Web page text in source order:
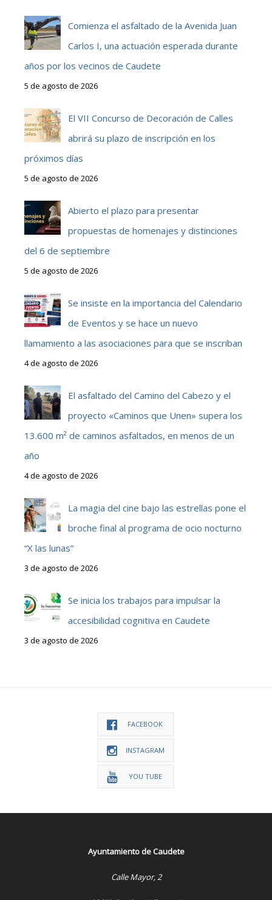
Comienza el asfaltado de la Avenida Juan
Carlos I, una actuación esperada durante
años por los vecinos de Caudete
5 de agosto de 2026
El VII Concurso de Decoración de Calles
abrirá su plazo de inscripción en los
próximos días
5 de agosto de 2026
Abierto el plazo para presentar
propuestas de homenajes y distinciones
del 6 de septiembre
5 de agosto de 2026
Se insiste en la importancia del Calendario
de Eventos y se hace un nuevo
llamamiento a las asociaciones para que se inscriban
4 de agosto de 2026
El asfaltado del Camino del Cabezo y el
proyecto «Caminos que Unen» supera los
13.600 m² de caminos asfaltados, en menos de un
año
4 de agosto de 2026
La magia del cine bajo las estrellas pone el
broche final al programa de ocio nocturno
“X las lunas”
3 de agosto de 2026
Se inicia los trabajos para impulsar la
accesibilidad cognitiva en Caudete
3 de agosto de 2026
FACEBOOK
INSTAGRAM
YOU TUBE
Ayuntamiento de Caudete
Calle Mayor, 2